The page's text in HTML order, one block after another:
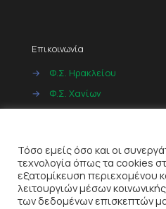
Επικοινωνία
→
Φ.Σ. Ηρακλείου
→
Φ.Σ. Χανίων
Τόσο εμείς όσο και οι
τεχνολογία όπως τα cookies
εξατομίκευση περιεχομένου
λειτουργιών μέσων
των δεδομένων επισκεπτών